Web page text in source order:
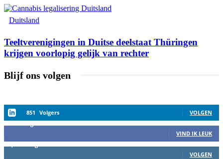
Duitsland
Teeltverenigingen in Duitse deelstaat Thüringen
krijgen voorlopig gelijk van rechter
Blijf ons volgen
851 Volgers
VOLGEN
VIND IK LEUK
VOLGEN